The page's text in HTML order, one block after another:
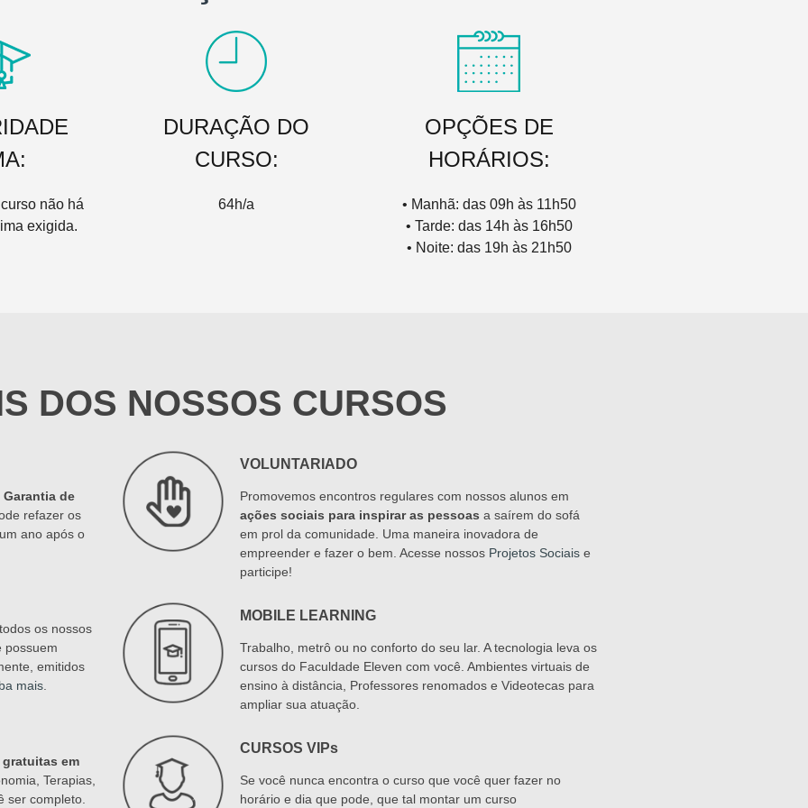
não há
exigida.
DURAÇÃO DO
CURSO:
64h/a
OPÇÕES DE
HORÁRIOS:
• Manhã: das 09h às 11h50
• Tarde: das 14h às 16h50
• Noite: das 19h às 21h50
DOS NOSSOS CURSOS
Garantia de
refazer os
ano após o
os nossos
possuem
emitidos
mais.
em
Terapias,
ser completo.
VOLUNTARIADO
Promovemos encontros regulares com nossos alunos em
ações sociais para inspirar as pessoas a saírem do sofá
em prol da comunidade. Uma maneira inovadora de
empreender e fazer o bem. Acesse nossos Projetos Sociaise
participe!
MOBILE LEARNING
Trabalho, metrô ou no conforto do seu lar. A tecnologia leva os
cursos do Faculdade Eleven com você. Ambientes virtuais de
ensino à distância, Professores renomados e Videotecas para
ampliar sua atuação.
CURSOS VIPs
Se você nunca encontra o curso que você quer fazer no
horário e dia que pode, que tal montar um curso